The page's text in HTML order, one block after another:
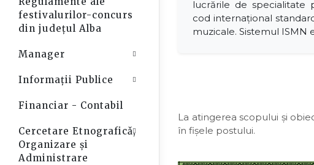
festivalurilor-concurs
din județul Alba
Manager
Informații Publice
Financiar - Contabil
Cercetare Etnograficǎ,
Organizare şi
Administrare
Open Sub-Menu
lucrările de specialitate
cod internațional
muzicale. Sistemul ISMN
La atingerea scopului și
în fișele postului.